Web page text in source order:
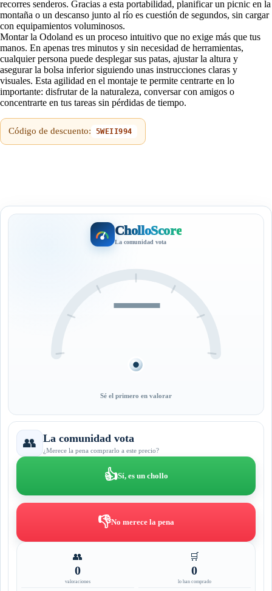
recorres senderos. Gracias a esta portabilidad, planificar un picnic en la
montaña o un descanso junto al río es cuestión de segundos, sin cargar
con equipamientos voluminosos.
Montar la Odoland es un proceso intuitivo que no exige más que tus
manos. En apenas tres minutos y sin necesidad de herramientas,
cualquier persona puede desplegar sus patas, ajustar la altura y
asegurar la bolsa inferior siguiendo unas instrucciones claras y
visuales. Esta agilidad en el montaje te permite centrarte en lo
importante: disfrutar de la naturaleza, conversar con amigos o
concentrarte en tus tareas sin pérdidas de tiempo.
Código de descuento: 5WEII994
CholloScore
La comunidad vota
—
Sé el primero en valorar
👥 La comunidad vota
¿Merece la pena comprarlo a este precio?
👍Sí, es un chollo
👎No merece la pena
👥
0
valoraciones
🛒
0
lo han comprado